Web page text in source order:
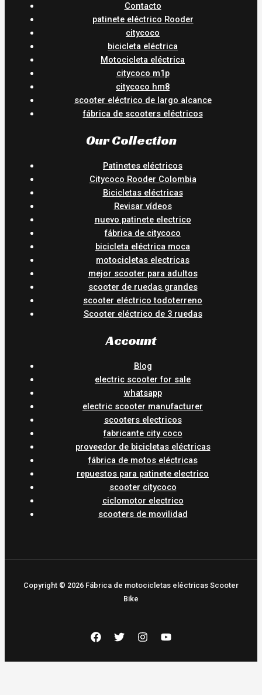
Contacto
patinete eléctrico Rooder
citycoco
bicicleta eléctrica
Motocicleta eléctrica
citycoco m1p
citycoco hm8
scooter eléctrico de largo alcance
fábrica de scooters eléctricos
Our Collection
Patinetes eléctricos
Citycoco Rooder Colombia
Bicicletas eléctricas
Revisar vídeos
nuevo patinete electrico
fábrica de citycoco
bicicleta eléctrica moca
motocicletas electricas
mejor scooter para adultos
scooter de ruedas grandes
scooter eléctrico todoterreno
Scooter eléctrico de 3 ruedas
Account
Blog
electric scooter for sale
whatsapp
electric scooter manufacturer
scooters electricos
fabricante city coco
proveedor de bicicletas eléctricas
fábrica de motos eléctricas
repuestos para patinete electrico
scooter citycoco
ciclomotor electrico
scooters de movilidad
Copyright © 2026 Fábrica de motocicletas eléctricas Scooter
Bike